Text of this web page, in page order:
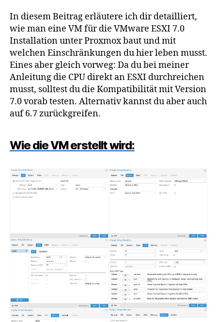
In diesem Beitrag erläutere ich dir detailliert,
wie man eine VM für die VMware ESXI 7.0
Installation unter Proxmox baut und mit
welchen Einschränkungen du hier leben musst.
Eines aber gleich vorweg: Da du bei meiner
Anleitung die CPU direkt an ESXI durchreichen
musst, solltest du die Kompatibilität mit Version
7.0 vorab testen. Alternativ kannst du aber auch
auf 6.7 zurückgreifen.
Wie die VM erstellt wird: